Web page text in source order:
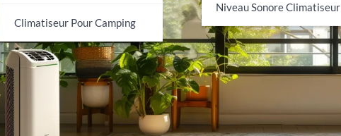
Climatiseur Pour Camping
Niveau Sonore Climatiseur